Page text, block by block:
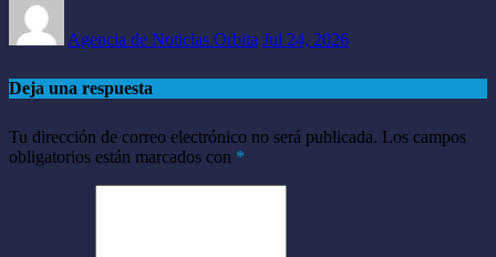
Agencia de Noticias Orbita Jul 24, 2026
Deja una respuesta
Tu dirección de correo electrónico no será publicada. Los campos
obligatorios están marcados con *